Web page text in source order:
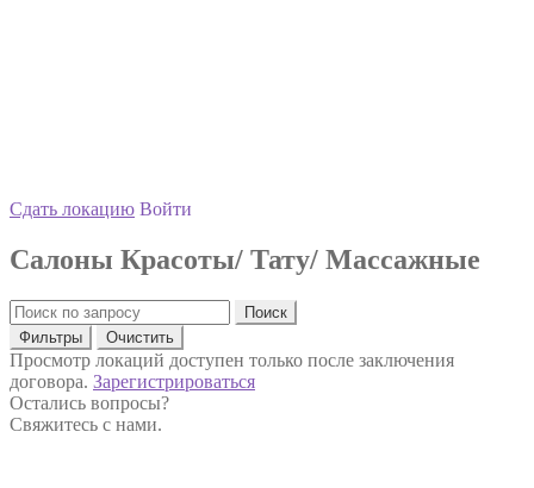
Сдать локацию Войти
Салоны Красоты/ Тату/ Массажные
Поиск
Фильтры
Очистить
Просмотр локаций доступен только после заключения
договора. Зарегистрироваться
Остались вопросы?
Свяжитесь с нами.